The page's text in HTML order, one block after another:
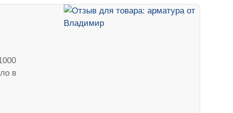
в